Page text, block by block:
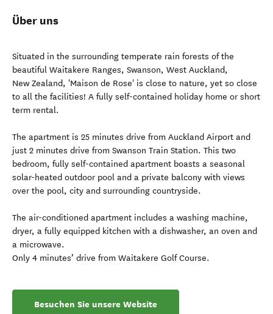
Über uns
Situated in the surrounding temperate rain forests of the
beautiful Waitakere Ranges, Swanson, West Auckland,
New Zealand, 'Maison de Rose' is close to nature, yet so close
to all the facilities! A fully self-contained holiday home or short
term rental.
The apartment is 25 minutes drive from Auckland Airport and
just 2 minutes drive from Swanson Train Station. This two
bedroom, fully self-contained apartment boasts a seasonal
solar-heated outdoor pool and a private balcony with views
over the pool, city and surrounding countryside.
The air-conditioned apartment includes a washing machine,
dryer, a fully equipped kitchen with a dishwasher, an oven and
a microwave.
Only 4 minutes’ drive from Waitakere Golf Course.
Besuchen Sie unsere Website